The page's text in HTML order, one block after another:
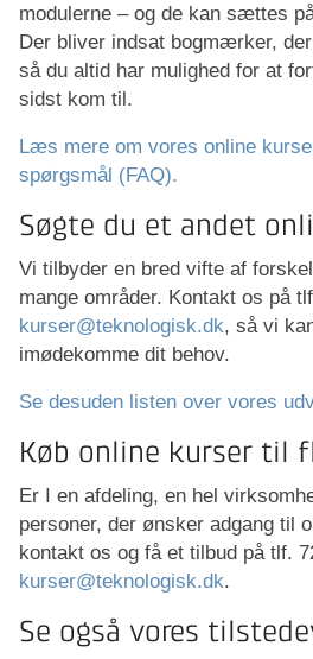
modulerne – og de kan sættes
Der bliver indsat bogmærker,
så du altid har mulighed for at
sidst kom til.
Læs mere om vores online
spørgsmål (FAQ).
Søgte du et andet
Vi tilbyder en bred vifte af
mange områder. Kontakt os på
kurser@teknologisk.dk, så vi
imødekomme dit behov.
Se desuden listen over vores
Køb online kurser til
Er I en afdeling, en hel
personer, der ønsker adgang til
kontakt os og få et tilbud på tlf.
kurser@teknologisk.dk.
Se også vores